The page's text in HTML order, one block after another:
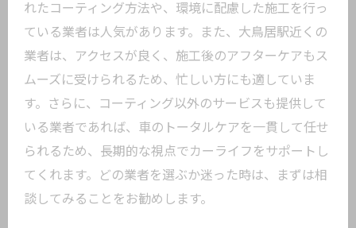
れたコーティング方法や、環境に配慮した施工を行っ
ている業者は人気があります。また、大鳥居駅近くの
業者は、アクセスが良く、施工後のアフターケアもス
ムーズに受けられるため、忙しい方にも適していま
す。さらに、コーティング以外のサービスも提供して
いる業者であれば、車のトータルケアを一貫して任せ
られるため、長期的な視点でカーライフをサポートし
てくれます。どの業者を選ぶか迷った時は、まずは相
談してみることをお勧めします。